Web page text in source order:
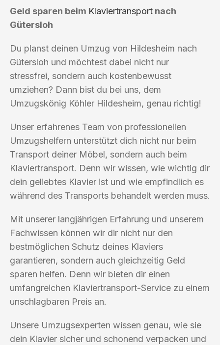
Geld sparen beim Klaviertransport nach
Gütersloh
Du planst deinen Umzug von Hildesheim nach
Gütersloh und möchtest dabei nicht nur
stressfrei, sondern auch kostenbewusst
umziehen? Dann bist du bei uns, dem
Umzugskönig Köhler Hildesheim, genau richtig!
Unser erfahrenes Team von professionellen
Umzugshelfern unterstützt dich nicht nur beim
Transport deiner Möbel, sondern auch beim
Klaviertransport. Denn wir wissen, wie wichtig dir
dein geliebtes Klavier ist und wie empfindlich es
während des Transports behandelt werden muss.
Mit unserer langjährigen Erfahrung und unserem
Fachwissen können wir dir nicht nur den
bestmöglichen Schutz deines Klaviers
garantieren, sondern auch gleichzeitig Geld
sparen helfen. Denn wir bieten dir einen
umfangreichen Klaviertransport-Service zu einem
unschlagbaren Preis an.
Unsere Umzugsexperten wissen genau, wie sie
dein Klavier sicher und schonend verpacken und